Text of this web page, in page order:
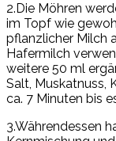
2.Die Möhren
im Topf wie
pflanzlicher Milch
Hafermilch
weitere 50 ml
Salt, Muskatnuss,
ca. 7 Minuten bis
3.Währendessen